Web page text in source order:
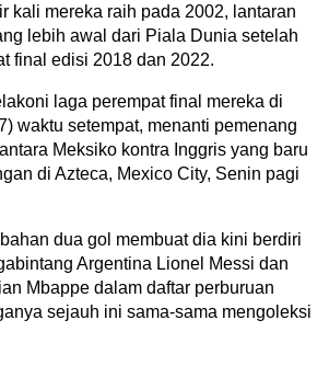
kali mereka raih pada 2002, lantaran
lebih awal dari Piala Dunia setelah
final edisi 2018 dan 2022.
laga perempat final mereka di
waktu setempat, menanti pemenang
Meksiko kontra Inggris yang baru
di Azteca, Mexico City, Senin pagi
dua gol membuat dia kini berdiri
Argentina Lionel Messi dan
Mbappe dalam daftar perburuan
sejauh ini sama-sama mengoleksi